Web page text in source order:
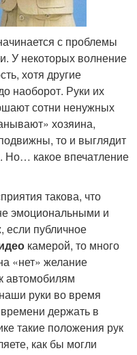
с проблемы
У некоторых волнение
хотя другие
наоборот. Руки их
сотни ненужных
хозяина,
то и выглядит
Но… какое впечатление
такова, что
эмоциональными и
публичное
камерой, то много
«нет» желание
автомобилям
руки во время
держать в
такие положения рук
как бы могли